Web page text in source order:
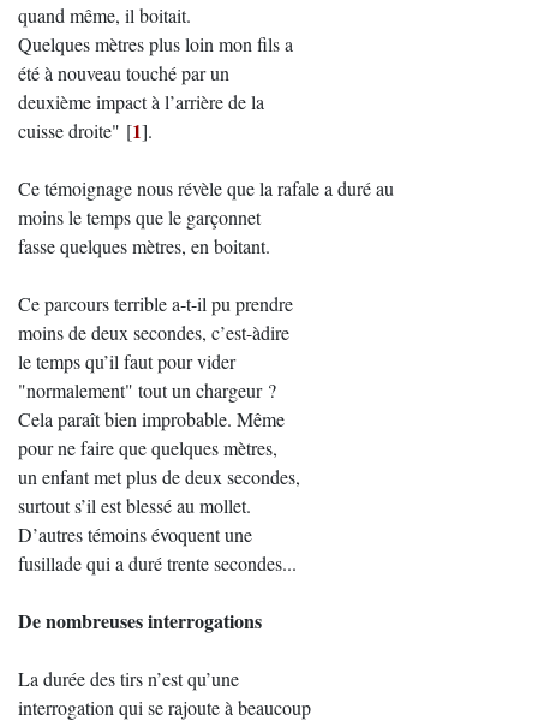
quand même, il boitait.
Quelques mètres plus loin mon fils a
été à nouveau touché par un
deuxième impact à l’arrière de la
cuisse droite" [1].
Ce témoignage nous révèle que la rafale a duré au
moins le temps que le garçonnet
fasse quelques mètres, en boitant.
Ce parcours terrible a-t-il pu prendre
moins de deux secondes, c’est-àdire
le temps qu’il faut pour vider
"normalement" tout un chargeur ?
Cela paraît bien improbable. Même
pour ne faire que quelques mètres,
un enfant met plus de deux secondes,
surtout s’il est blessé au mollet.
D’autres témoins évoquent une
fusillade qui a duré trente secondes...
De nombreuses interrogations
La durée des tirs n’est qu’une
interrogation qui se rajoute à beaucoup